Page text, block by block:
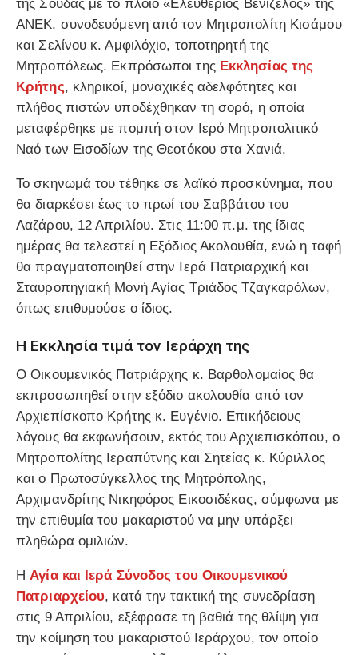
της Σούδας με το πλοίο «Ελευθέριος Βενιζέλος» της
ΑΝΕΚ, συνοδευόμενη από τον Μητροπολίτη Κισάμου
και Σελίνου κ. Αμφιλόχιο, τοποτηρητή της
Μητροπόλεως. Εκπρόσωποι της Εκκλησίας της
Κρήτης, κληρικοί, μοναχικές αδελφότητες και
πλήθος πιστών υποδέχθηκαν τη σορό, η οποία
μεταφέρθηκε με πομπή στον Ιερό Μητροπολιτικό
Ναό των Εισοδίων της Θεοτόκου στα Χανιά.
Το σκηνωμά του τέθηκε σε λαϊκό προσκύνημα, που
θα διαρκέσει έως το πρωί του Σαββάτου του
Λαζάρου, 12 Απριλίου. Στις 11:00 π.μ. της ίδιας
ημέρας θα τελεστεί η Εξόδιος Ακολουθία, ενώ η ταφή
θα πραγματοποιηθεί στην Ιερά Πατριαρχική και
Σταυροπηγιακή Μονή Αγίας Τριάδος Τζαγκαρόλων,
όπως επιθυμούσε ο ίδιος.
Η Εκκλησία τιμά τον Ιεράρχη της
Ο Οικουμενικός Πατριάρχης κ. Βαρθολομαίος θα
εκπροσωπηθεί στην εξόδιο ακολουθία από τον
Αρχιεπίσκοπο Κρήτης κ. Ευγένιο. Επικήδειους
λόγους θα εκφωνήσουν, εκτός του Αρχιεπισκόπου, ο
Μητροπολίτης Ιεραπύτνης και Σητείας κ. Κύριλλος
και ο Πρωτοσύγκελλος της Μητρόπολης,
Αρχιμανδρίτης Νικηφόρος Εικοσιδέκας, σύμφωνα με
την επιθυμία του μακαριστού να μην υπάρξει
πληθώρα ομιλιών.
ΗΑγία και Ιερά Σύνοδος του Οικουμενικού
Πατριαρχείου, κατά την τακτική της συνεδρίαση
στις 9 Απριλίου, εξέφρασε τη βαθιά της θλίψη για
την κοίμηση του μακαριστού Ιεράρχου, τον οποίο